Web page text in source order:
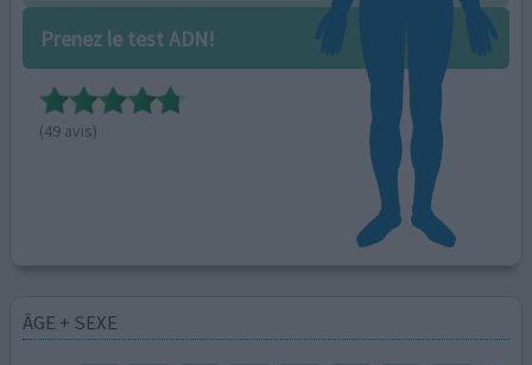
Prenez le test ADN!
(49 avis)
ÂGE + SEXE